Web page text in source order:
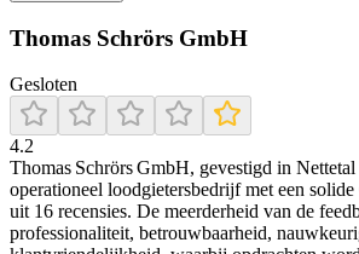
Thomas Schrörs GmbH
Gesloten
4.2
Thomas Schrörs GmbH, gevestigd in
operationeel loodgietersbedrijf met een
uit 16 recensies. De meerderheid van de
professionaliteit, betrouwbaarheid,